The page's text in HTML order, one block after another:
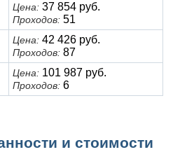
Цена: 37 854 руб.
Проходов: 51
Цена: 42 426 руб.
Проходов: 87
Цена: 101 987 руб.
Проходов: 6
и стоимости